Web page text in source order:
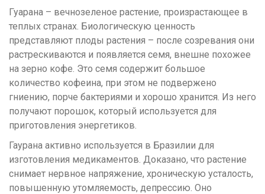
Гуарана – вечнозеленое растение, произрастающее в
теплых странах. Биологическую ценность
представляют плоды растения – после созревания они
растрескиваются и появляется семя, внешне похожее
на зерно кофе. Это семя содержит большое
количество кофеина, при этом не подвержено
гниению, порче бактериями и хорошо хранится. Из него
получают порошок, который используется для
приготовления энергетиков.
Гаурана активно используется в Бразилии для
изготовления медикаментов. Доказано, что растение
снимает нервное напряжение, хроническую усталость,
повышенную утомляемость, депрессию. Оно